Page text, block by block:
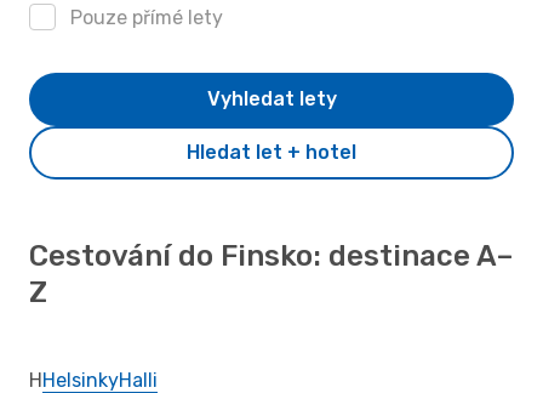
Pouze přímé lety
Hledat let + hotel
Vyhledat lety
Cestování do Finsko: destinace A–
Z
HHelsinkyHalli